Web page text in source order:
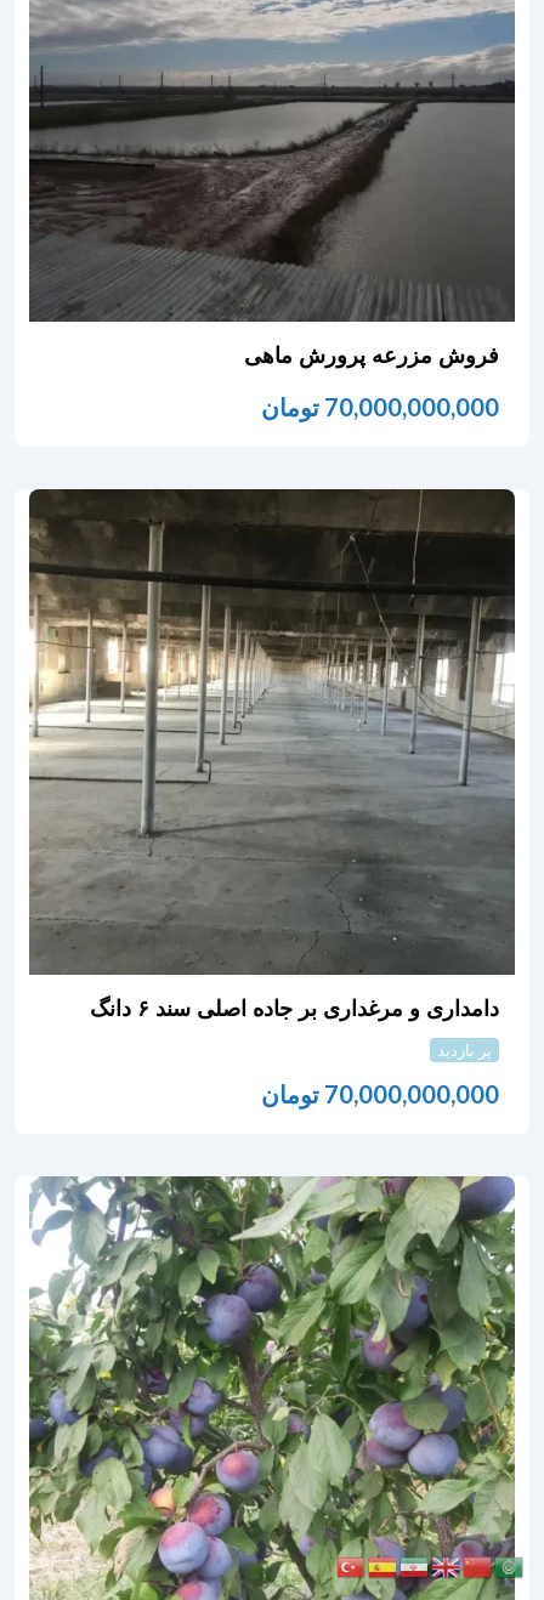
فروش مزرعه پرورش ماهی
70,000,000,000 تومان
دامداری و مرغداری بر جاده اصلی سند ۶ دانگ
پر بازدید
70,000,000,000 تومان